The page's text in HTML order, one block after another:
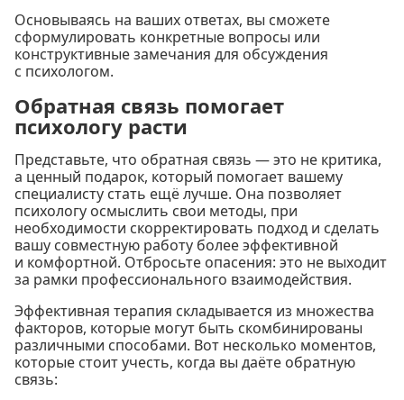
Основываясь на ваших ответах, вы сможете
сформулировать конкретные вопросы или
конструктивные замечания для обсуждения
с психологом.
Обратная связь помогает
психологу расти
Представьте, что обратная связь — это не критика,
а ценный подарок, который помогает вашему
специалисту стать ещё лучше. Она позволяет
психологу осмыслить свои методы, при
необходимости скорректировать подход и сделать
вашу совместную работу более эффективной
и комфортной. Отбросьте опасения: это не выходит
за рамки профессионального взаимодействия.
Эффективная терапия складывается из множества
факторов, которые могут быть скомбинированы
различными способами. Вот несколько моментов,
которые стоит учесть, когда вы даёте обратную
связь: